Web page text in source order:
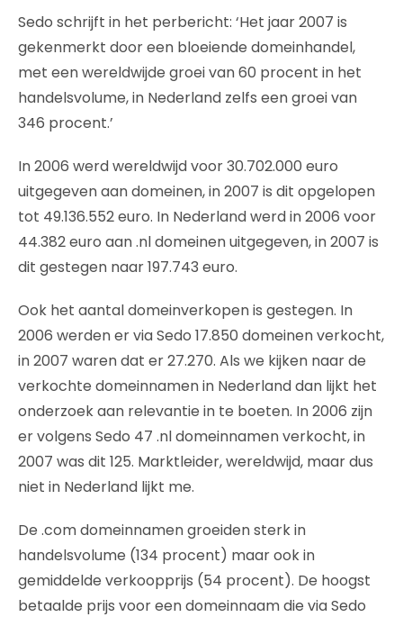
Sedo schrijft in het perbericht: ‘Het jaar 2007 is
gekenmerkt door een bloeiende domeinhandel,
met een wereldwijde groei van 60 procent in het
handelsvolume, in Nederland zelfs een groei van
346 procent.’
In 2006 werd wereldwijd voor 30.702.000 euro
uitgegeven aan domeinen, in 2007 is dit opgelopen
tot 49.136.552 euro. In Nederland werd in 2006 voor
44.382 euro aan .nl domeinen uitgegeven, in 2007 is
dit gestegen naar 197.743 euro.
Ook het aantal domeinverkopen is gestegen. In
2006 werden er via Sedo 17.850 domeinen verkocht,
in 2007 waren dat er 27.270. Als we kijken naar de
verkochte domeinnamen in Nederland dan lijkt het
onderzoek aan relevantie in te boeten. In 2006 zijn
er volgens Sedo 47 .nl domeinnamen verkocht, in
2007 was dit 125. Marktleider, wereldwijd, maar dus
niet in Nederland lijkt me.
De .com domeinnamen groeiden sterk in
handelsvolume (134 procent) maar ook in
gemiddelde verkoopprijs (54 procent). De hoogst
betaalde prijs voor een domeinnaam die via Sedo